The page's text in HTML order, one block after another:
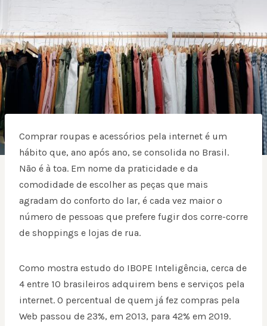
Comprar roupas e acessórios pela internet é um
hábito que, ano após ano, se consolida no Brasil.
Não é à toa. Em nome da praticidade e da
comodidade de escolher as peças que mais
agradam do conforto do lar, é cada vez maior o
número de pessoas que prefere fugir dos corre-corre
de shoppings e lojas de rua.
Como mostra estudo do IBOPE Inteligência, cerca de
4 entre 10 brasileiros adquirem bens e serviços pela
internet. O percentual de quem já fez compras pela
Web passou de 23%, em 2013, para 42% em 2019.